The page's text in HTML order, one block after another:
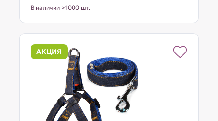
В наличии >1000 шт.
АКЦИЯ